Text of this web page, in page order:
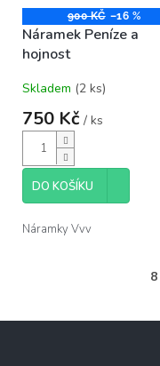
900 KČ –16 %
Náramek Peníze a
hojnost
Skladem (2 ks)
750 Kč / ks
DO KOŠÍKU
Náramky Vvv
8